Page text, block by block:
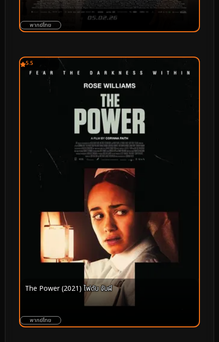
พากย์ไทย
5.5
The Power (2021) ไฟดับ จับผี
พากย์ไทย